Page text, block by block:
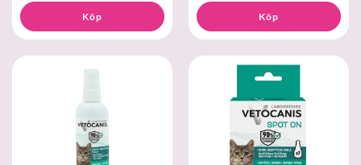
Köp Köp